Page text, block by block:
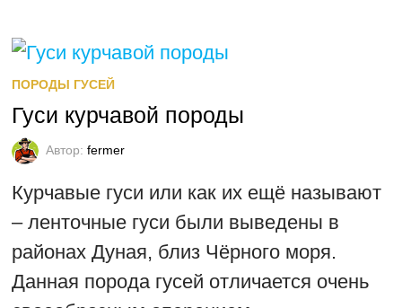
ПОРОДЫ ГУСЕЙ
Гуси курчавой породы
Автор: fermer
Курчавые гуси или как их ещё называют
– ленточные гуси были выведены в
районах Дуная, близ Чёрного моря.
Данная порода гусей отличается очень